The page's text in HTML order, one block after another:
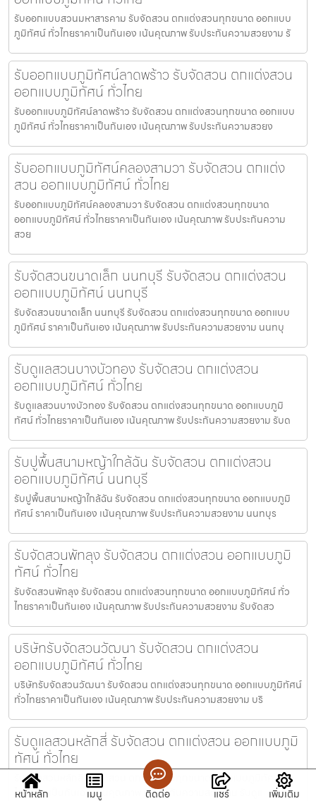
รับออกแบบสวนมหาสารคาม รับจัดสวน ตกแต่งสวนทุกขนาด ออกแบบ
ภูมิทัศน์ ทั่วไทยราคาเป็นกันเอง เน้นคุณภาพ รับประกันความสวยงาม รั
รับออกแบบภูมิทัศน์ลาดพร้าว รับจัดสวน ตกแต่งสวน
ออกแบบภูมิทัศน์ ทั่วไทย
รับออกแบบภูมิทัศน์ลาดพร้าว รับจัดสวน ตกแต่งสวนทุกขนาด ออกแบบ
ภูมิทัศน์ ทั่วไทยราคาเป็นกันเอง เน้นคุณภาพ รับประกันความสวยง
รับออกแบบภูมิทัศน์คลองสามวา รับจัดสวน ตกแต่ง
สวน ออกแบบภูมิทัศน์ ทั่วไทย
รับออกแบบภูมิทัศน์คลองสามวา รับจัดสวน ตกแต่งสวนทุกขนาด
ออกแบบภูมิทัศน์ ทั่วไทยราคาเป็นกันเอง เน้นคุณภาพ รับประกันความ
สวย
รับจัดสวนขนาดเล็ก นนทบุรี รับจัดสวน ตกแต่งสวน
ออกแบบภูมิทัศน์ นนทบุรี
รับจัดสวนขนาดเล็ก นนทบุรี รับจัดสวน ตกแต่งสวนทุกขนาด ออกแบบ
ภูมิทัศน์ ราคาเป็นกันเอง เน้นคุณภาพ รับประกันความสวยงาม นนทบุ
รับดูแลสวนบางบัวทอง รับจัดสวน ตกแต่งสวน
ออกแบบภูมิทัศน์ ทั่วไทย
รับดูแลสวนบางบัวทอง รับจัดสวน ตกแต่งสวนทุกขนาด ออกแบบภูมิ
ทัศน์ ทั่วไทยราคาเป็นกันเอง เน้นคุณภาพ รับประกันความสวยงาม รับด
รับปูพื้นสนามหญ้าใกล้ฉัน รับจัดสวน ตกแต่งสวน
ออกแบบภูมิทัศน์ นนทบุรี
รับปูพื้นสนามหญ้าใกล้ฉัน รับจัดสวน ตกแต่งสวนทุกขนาด ออกแบบภูมิ
ทัศน์ ราคาเป็นกันเอง เน้นคุณภาพ รับประกันความสวยงาม นนทบุร
รับจัดสวนพัทลุง รับจัดสวน ตกแต่งสวน ออกแบบภูมิ
ทัศน์ ทั่วไทย
รับจัดสวนพัทลุง รับจัดสวน ตกแต่งสวนทุกขนาด ออกแบบภูมิทัศน์ ทั่ว
ไทยราคาเป็นกันเอง เน้นคุณภาพ รับประกันความสวยงาม รับจัดสว
บริษัทรับจัดสวนวัฒนา รับจัดสวน ตกแต่งสวน
ออกแบบภูมิทัศน์ ทั่วไทย
บริษัทรับจัดสวนวัฒนา รับจัดสวน ตกแต่งสวนทุกขนาด ออกแบบภูมิทัศน์
ทั่วไทยราคาเป็นกันเอง เน้นคุณภาพ รับประกันความสวยงาม บริ
รับดูแลสวนหลักสี่ รับจัดสวน ตกแต่งสวน ออกแบบภูมิ
ทัศน์ ทั่วไทย
รับดูแลสวนหลักสี่ รับจัดสวน ตกแต่งสวนทุกขนาด ออกแบบภูมิทัศน์ ทั่ว
ไทยราคาเป็นกันเอง เน้นคุณภาพ รับประกันความสวยงาม รับดูแ
หน้าหลัก เมนู ติดต่อ แชร์ เพิ่มเติม